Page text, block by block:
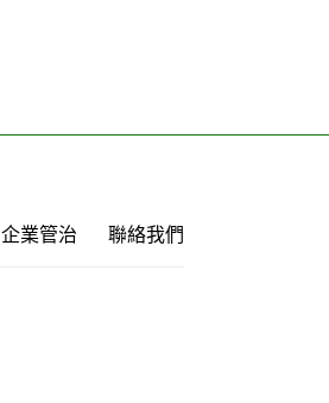
企業管治 聯絡我們